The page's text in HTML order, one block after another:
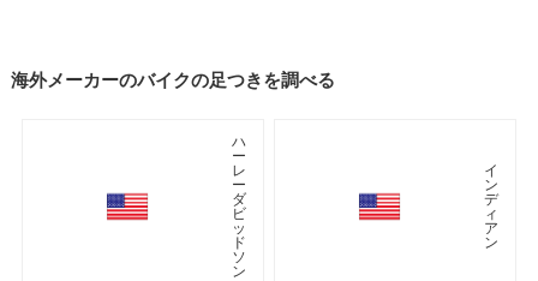
海外メーカーのバイクの足つきを調べる
ハ
ー
レ
ー
ダ
ビ
ッ
ド
ソ
ン
イ
ン
デ
ィ
ア
ン